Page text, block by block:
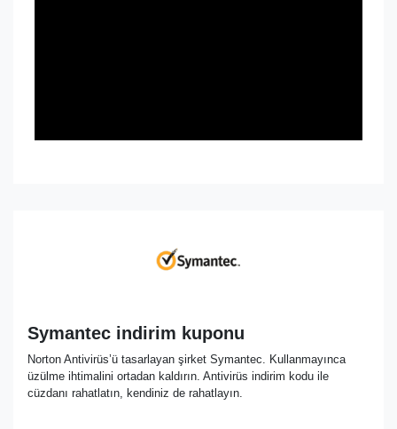
Symantec indirim kuponu
Norton Antivirüs’ü tasarlayan şirket Symantec. Kullanmayınca
üzülme ihtimalini ortadan kaldırın. Antivirüs indirim kodu ile
cüzdanı rahatlatın, kendiniz de rahatlayın.